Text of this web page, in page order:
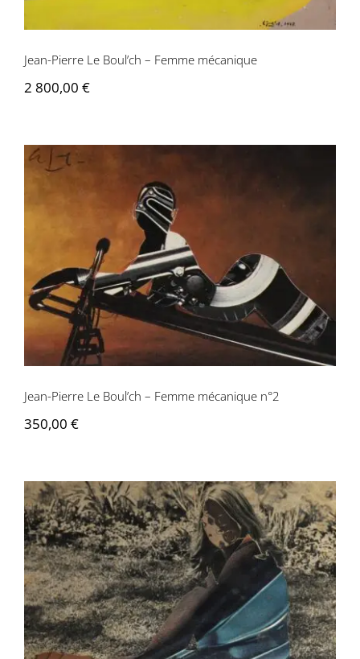
Jean-Pierre Le Boul’ch – Femme mécanique
2 800,00 €
Jean-Pierre Le Boul’ch – Femme
mécanique n°2
Jean-Pierre Le Boul’ch – Femme mécanique n°2
350,00 €
Jean-Pierre Le Boul’ch – Femme
mécanique n°3